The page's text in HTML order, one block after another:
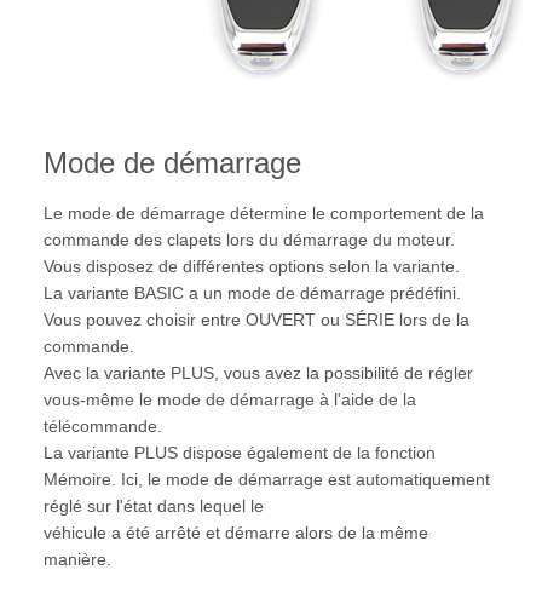
Mode de démarrage
Le mode de démarrage détermine le comportement de la
commande des clapets lors du démarrage du moteur.
Vous disposez de différentes options selon la variante.
La variante BASIC a un mode de démarrage prédéfini.
Vous pouvez choisir entre OUVERT ou SÉRIE lors de la
commande.
Avec la variante PLUS, vous avez la possibilité de régler
vous-même le mode de démarrage à l'aide de la
télécommande.
La variante PLUS dispose également de la fonction
Mémoire. Ici, le mode de démarrage est automatiquement
réglé sur l'état dans lequel le
véhicule a été arrêté et démarre alors de la même
manière.